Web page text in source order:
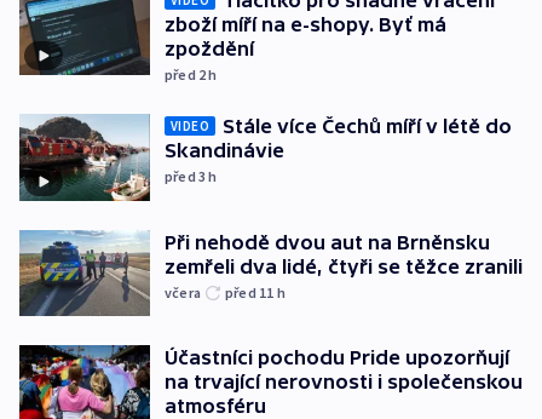
zboží míří na e-shopy. Byť má
zpoždění
před 2h
VIDEO
Stále více Čechů míří v létě do
Skandinávie
před 3h
Při nehodě dvou aut na Brněnsku
zemřeli dva lidé, čtyři se těžce zranili
včera před 11 h
Účastníci pochodu Pride upozorňují
na trvající nerovnosti i společenskou
atmosféru